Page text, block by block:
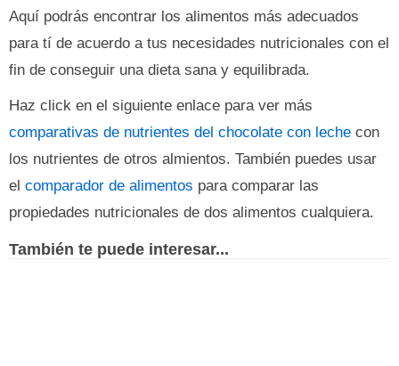
Aquí podrás encontrar los alimentos más adecuados
para tí de acuerdo a tus necesidades nutricionales con el
fin de conseguir una dieta sana y equilibrada.
Haz click en el siguiente enlace para ver más
comparativas de nutrientes del chocolate con leche con
los nutrientes de otros almientos. También puedes usar
el comparador de alimentos para comparar las
propiedades nutricionales de dos alimentos cualquiera.
También te puede interesar...